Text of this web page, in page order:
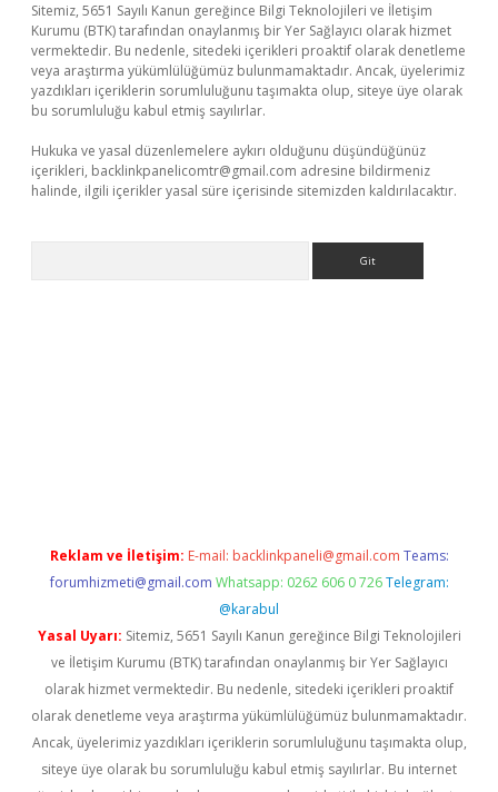
Sitemiz, 5651 Sayılı Kanun gereğince Bilgi Teknolojileri ve İletişim
Kurumu (BTK) tarafından onaylanmış bir Yer Sağlayıcı olarak hizmet
vermektedir. Bu nedenle, sitedeki içerikleri proaktif olarak denetleme
veya araştırma yükümlülüğümüz bulunmamaktadır. Ancak, üyelerimiz
yazdıkları içeriklerin sorumluluğunu taşımakta olup, siteye üye olarak
bu sorumluluğu kabul etmiş sayılırlar.
Hukuka ve yasal düzenlemelere aykırı olduğunu düşündüğünüz
içerikleri, backlinkpanelicomtr@gmail.com adresine bildirmeniz
halinde, ilgili içerikler yasal süre içerisinde sitemizden kaldırılacaktır.
Reklam ve İletişim: E-mail: backlinkpaneli@gmail.com Teams:
forumhizmeti@gmail.com Whatsapp: 0262 606 0 726 Telegram:
@karabul
Yasal Uyarı: Sitemiz, 5651 Sayılı Kanun gereğince Bilgi Teknolojileri
ve İletişim Kurumu (BTK) tarafından onaylanmış bir Yer Sağlayıcı
olarak hizmet vermektedir. Bu nedenle, sitedeki içerikleri proaktif
olarak denetleme veya araştırma yükümlülüğümüz bulunmamaktadır.
Ancak, üyelerimiz yazdıkları içeriklerin sorumluluğunu taşımakta olup,
siteye üye olarak bu sorumluluğu kabul etmiş sayılırlar. Bu internet